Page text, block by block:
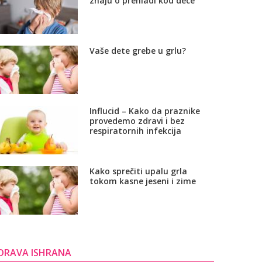
Vaše dete grebe u grlu?
Influcid – Kako da praznike
provedemo zdravi i bez
respiratornih infekcija
Kako sprečiti upalu grla
tokom kasne jeseni i zime
ISHRANA